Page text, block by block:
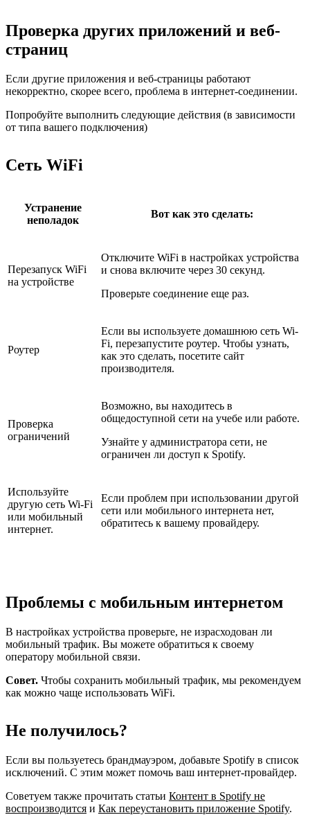
Проверка других приложений и веб-
страниц
Если другие приложения и веб-страницы работают
некорректно, скорее всего, проблема в интернет-соединении.
Попробуйте выполнить следующие действия (в зависимости
от типа вашего подключения)
Сеть WiFi
Устранение
неполадок
Вот как это сделать:
Перезапуск WiFi
на устройстве
Отключите WiFi в настройках устройства
и снова включите через 30 секунд.
Проверьте соединение еще раз.
Роутер
Если вы используете домашнюю сеть Wi-
Fi, перезапустите роутер. Чтобы узнать,
как это сделать, посетите сайт
производителя.
Проверка
ограничений
Возможно, вы находитесь в
общедоступной сети на учебе или работе.
Узнайте у администратора сети, не
ограничен ли доступ к Spotify.
Используйте
другую сеть Wi-Fi
или мобильный
интернет.
Если проблем при использовании другой
сети или мобильного интернета нет,
обратитесь к вашему провайдеру.
Проблемы с мобильным интернетом
В настройках устройства проверьте, не израсходован ли
мобильный трафик. Вы можете обратиться к своему
оператору мобильной связи.
Совет. Чтобы сохранить мобильный трафик, мы рекомендуем
как можно чаще использовать WiFi.
Не получилось?
Если вы пользуетесь брандмауэром, добавьте Spotify в список
исключений. С этим может помочь ваш интернет-провайдер.
Советуем также прочитать статьи Контент в Spotify не
воспроизводится и Как переустановить приложение Spotify.